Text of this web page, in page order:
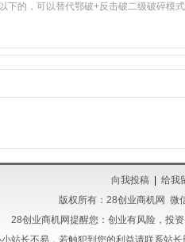
下的，可以替代鄂破+反击破二级破碎模
向我投稿 给我
版权所有：28创业商机网 微
28创业商机网提醒您：创业有风险，投
站长不易，若触犯到您的利益请联系站